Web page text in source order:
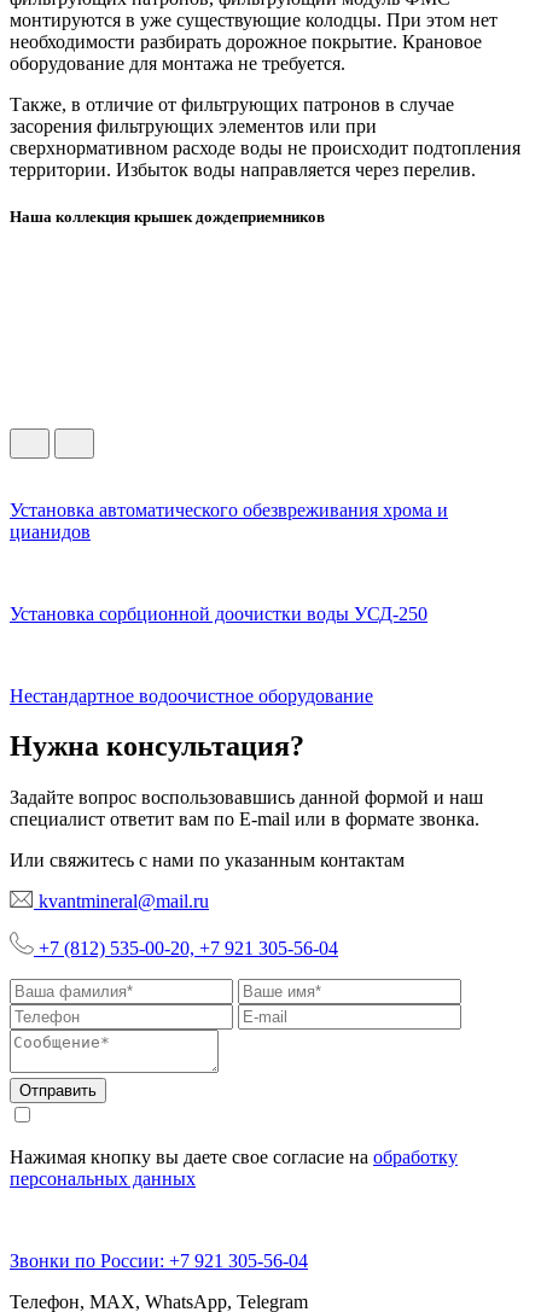
монтируются в уже существующие колодцы. При этом нет
необходимости разбирать дорожное покрытие. Крановое
оборудование для монтажа не требуется.
Также, в отличие от фильтрующих патронов в случае
засорения фильтрующих элементов или при
сверхнормативном расходе воды не происходит подтопления
территории. Избыток воды направляется через перелив.
Наша коллекция крышек дождеприемников
Установка автоматического обезвреживания хрома и
цианидов
Установка сорбционной доочистки воды УСД-250
Нестандартное водоочистное оборудование
Нужна консультация?
Задайте вопрос воспользовавшись данной формой и наш
специалист ответит вам по E-mail или в формате звонка.
Или свяжитесь с нами по указанным контактам
kvantmineral@mail.ru
+7 (812) 535-00-20, +7 921 305-56-04
Отправить
Нажимая кнопку вы даете свое согласие на обработку
персональных данных
Звонки по Роcсии: +7 921 305-56-04
Телефон, MAX, WhatsApp, Telegram